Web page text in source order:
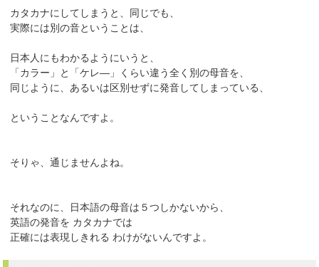
カタカナにしてしまうと、同じでも、
実際には別の音ということは、
日本人にもわかるようにいうと、
「カラー」と「ケレ―」くらい違う全く別の母音を、
同じように、あるいは区別せずに発音してしまっている、
ということなんですよ。
そりゃ、通じませんよね。
それなのに、日本語の母音は５つしかないから、
英語の発音を カタカナでは
正確には表現しきれる わけがないんですよ。